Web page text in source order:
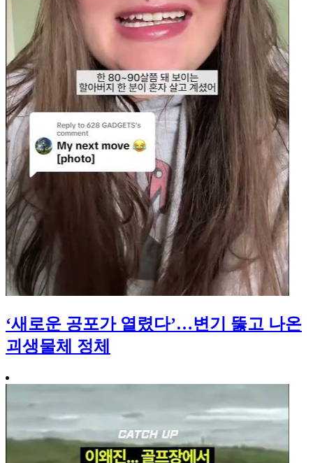
‘새로운 공포가 열렸다’…변기 뚫고 나온
괴생물체 정체